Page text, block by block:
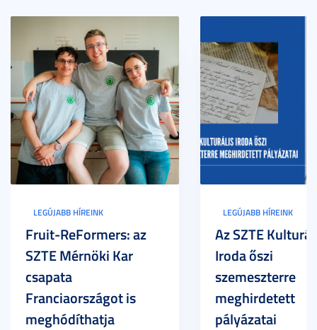
LEGÚJABB HÍREINK
Fruit-ReFormers: az
SZTE Mérnöki Kar
csapata
Franciaországot is
meghódíthatja
LEGÚJABB HÍREINK
Az SZTE
Iroda őszi
szemeszterre
meghirdetett
pályázatai